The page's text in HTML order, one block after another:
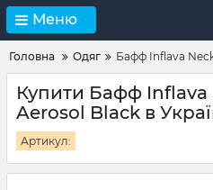
Меню
Головна Одяг Бафф Inflava
Купити Бафф Inflava
Aerosol Black в
Артикул: